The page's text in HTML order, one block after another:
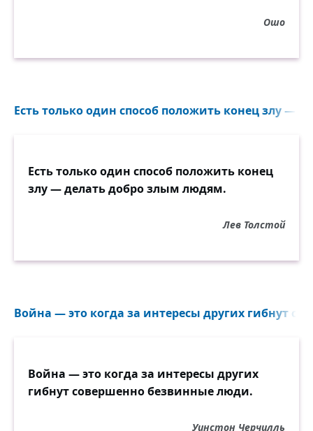
Ошо
Есть только один способ положить конец злу —
Есть только один способ положить конец
злу — делать добро злым людям.
Лев Толстой
Война — это когда за интересы других гибнут
Война — это когда за интересы других
гибнут совершенно безвинные люди.
Уинстон Черчилль